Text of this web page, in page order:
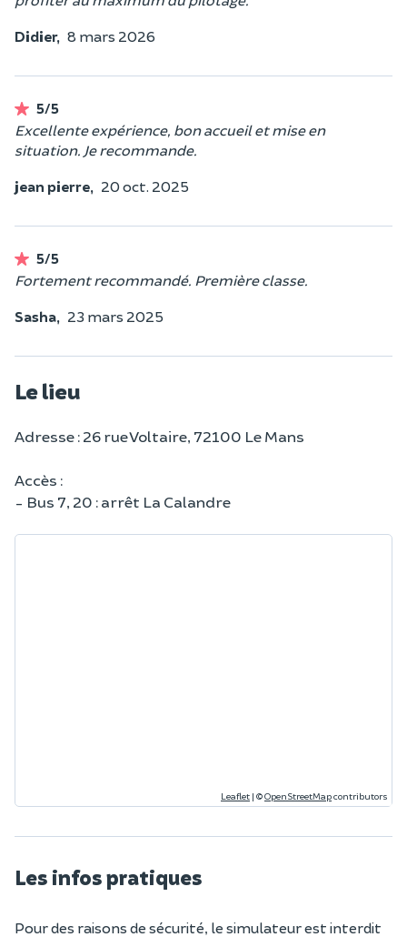
Didier, 8 mars 2026
5/5
Excellente expérience, bon accueil et mise en
situation. Je recommande.
jean pierre, 20 oct. 2025
5/5
Fortement recommandé. Première classe.
Sasha, 23 mars 2025
Le lieu
Adresse : 26 rue Voltaire, 72100 Le Mans
Accès :
- Bus 7, 20 : arrêt La Calandre
Leaflet | ©OpenStreetMapcontributors
Les infos pratiques
Pour des raisons de sécurité, le simulateur est interdit